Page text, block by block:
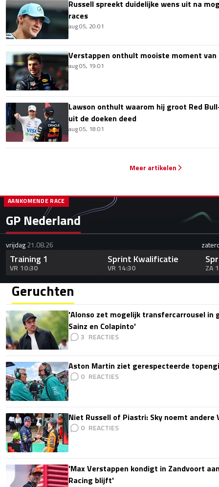
Russell spreekt duidelijke wens uit na
races
aug 05, 20:01
Verstappen onthult mooiste moment van
aug 05, 19:01
Lawson onthult waarom hij groot Red
uit de doeken deed
aug 05, 18:01
Meer artikelen
GP Nederland
AANKOMENDE RACE
vrijdag21.08.26
Training 1
VR 10:30
Sprint Kwalificatie
VR 14:30 ZA
Geruchten
'Alonso zet mogelijk transfercarrousel in
Sainz en Colapinto'
3
Aston Martin ziet gerespecteerde
0
Niet Russell of Piastri: Sky noemt
0
'Max Verstappen kondigt in Zandvoort
Racing blijft'